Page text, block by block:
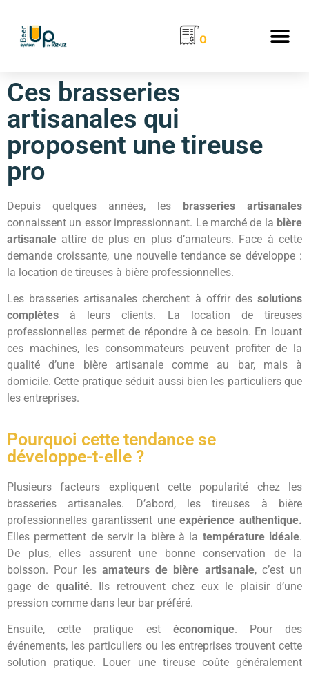
0
Ces brasseries
artisanales qui
proposent une tireuse
pro
Depuis quelques années, les brasseries artisanales
connaissent un essor impressionnant. Le marché de la bière
artisanale attire de plus en plus d’amateurs. Face à cette
demande croissante, une nouvelle tendance se développe :
la location de tireuses à bière professionnelles.
Les brasseries artisanales cherchent à offrir des solutions
complètes à leurs clients. La location de tireuses
professionnelles permet de répondre à ce besoin. En louant
ces machines, les consommateurs peuvent profiter de la
qualité d’une bière artisanale comme au bar, mais à
domicile. Cette pratique séduit aussi bien les particuliers que
les entreprises.
Pourquoi cette tendance se
développe-t-elle ?
Plusieurs facteurs expliquent cette popularité chez les
brasseries artisanales. D’abord, les tireuses à bière
professionnelles garantissent uneexpérience authentique.
Elles permettent de servir la bière à la température idéale.
De plus, elles assurent une bonne conservation de la
boisson. Pour les amateurs de bière artisanale, c’est un
gage de qualité. Ils retrouvent chez eux le plaisir d’une
pression comme dans leur bar préféré.
Ensuite, cette pratique estéconomique. Pour des
événements, les particuliers ou les entreprises trouvent cette
solution pratique. Louer une tireuse coûte généralement